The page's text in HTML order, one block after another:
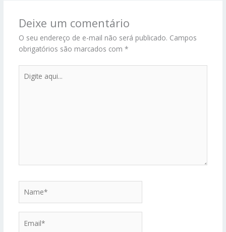
Deixe um comentário
O seu endereço de e-mail não será publicado. Campos
obrigatórios são marcados com *
aqui...